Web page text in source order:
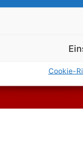
Cookie-
Kontakt